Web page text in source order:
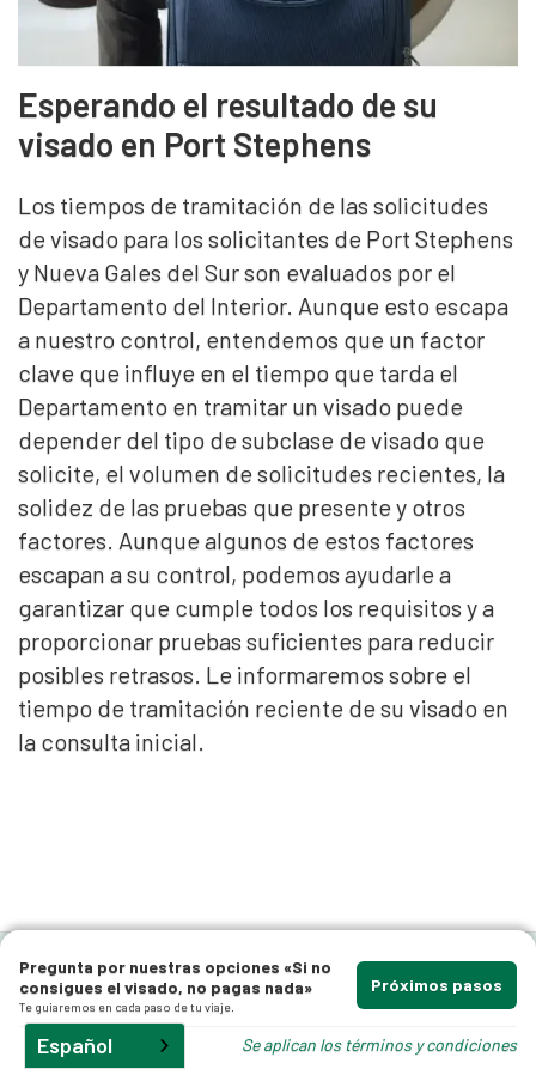
Esperando el resultado de su
visado en Port Stephens
Los tiempos de tramitación de las solicitudes
de visado para los solicitantes de Port Stephens
y Nueva Gales del Sur son evaluados por el
Departamento del Interior. Aunque esto escapa
a nuestro control, entendemos que un factor
clave que influye en el tiempo que tarda el
Departamento en tramitar un visado puede
depender del tipo de subclase de visado que
solicite, el volumen de solicitudes recientes, la
solidez de las pruebas que presente y otros
factores. Aunque algunos de estos factores
escapan a su control, podemos ayudarle a
garantizar que cumple todos los requisitos y a
proporcionar pruebas suficientes para reducir
posibles retrasos. Le informaremos sobre el
tiempo de tramitación reciente de su visado en
la consulta inicial.
Pregunta por nuestras opciones «Si no
consigues el visado, no pagas nada»
Te guiaremos en cada paso de tu viaje.
Próximos pasos
Se aplican los términos y condiciones
Español